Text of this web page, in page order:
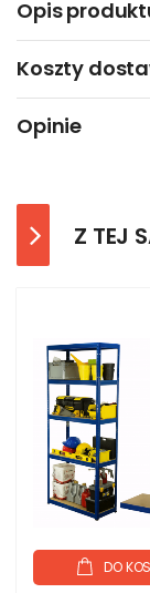
Opis
Koszty
Opinie
Z TEJ
DO